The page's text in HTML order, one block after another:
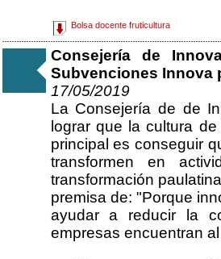
Bolsa docente fruticultura
Consejería de
Subvenciones Innova
17/05/2019
La Consejería de de
lograr que la cultura
principal es conseguir
transformen en
transformación
premisa de: "Porque
ayudar a reducir la
empresas encuentran